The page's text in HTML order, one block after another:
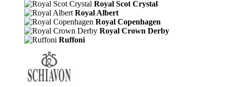
Royal Scot Crystal
Royal Albert
Royal Copenhagen
Royal Crown Derby
Ruffoni